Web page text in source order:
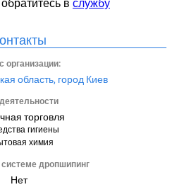
в службу
организации:
область, город Киев
торговля
гигиены
химия
системе дропшипинг
Нет